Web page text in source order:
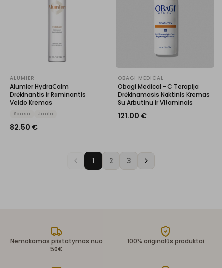
ALUMIER
Alumier HydraCalm
Drėkinantis ir Raminantis
Veido Kremas
Sausa Jautri
82.50 €
OBAGI MEDICAL
Obagi Medical - C Terapija
Drėkinamasis Naktinis Kremas
Su Arbutinu ir Vitaminais
121.00 €
1 2 3
Nemokamas pristatymas nuo
50€
100% originalūs produktai